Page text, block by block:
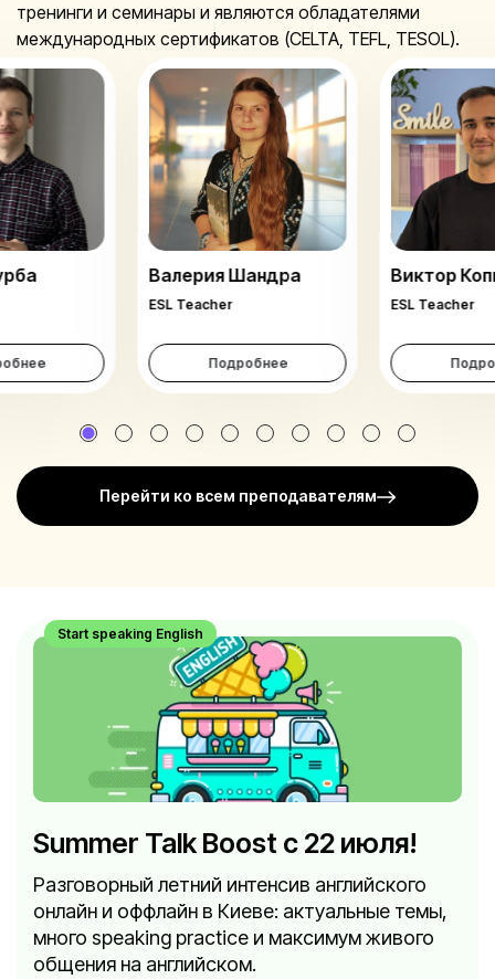
тренинги и семинары и являются обладателями
международных сертификатов (CELTA, TEFL, TESOL).
Валерия Шандра
ESL Teacher
Подробнее
Виктор
ESL Teacher
Перейти ко всем преподавателям
Start speaking English
Summer Talk Boost с 22 июля!
Разговорный летний интенсив английского
онлайн и оффлайн в Киеве: актуальные темы,
много speaking practice и максимум живого
общения на английском.